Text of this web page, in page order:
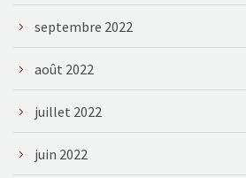
septembre 2022
août 2022
juillet 2022
juin 2022